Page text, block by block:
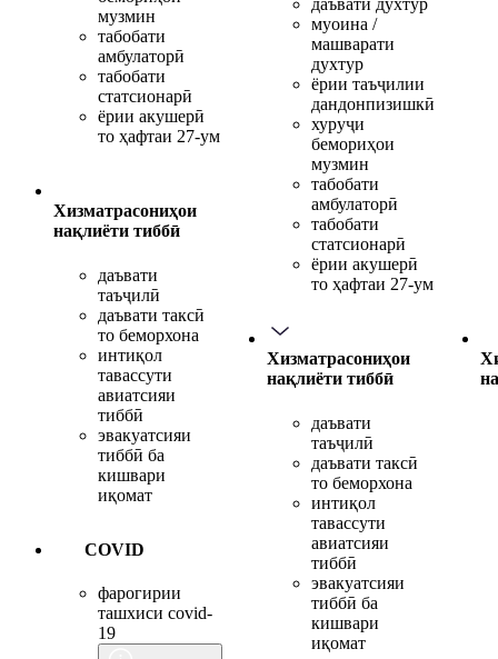
музмин
табобати
амбулаторӣ
табобати
статсионарӣ
ёрии акушерӣ
то ҳафтаи 27-ум
Хизматрасониҳои
нақлиёти тиббӣ
даъвати
таъҷилӣ
даъвати таксӣ
то беморхона
интиқол
тавассути
авиатсияи
тиббӣ
эвакуатсияи
тиббӣ ба
кишвари
иқомат
COVID
фарогирии
ташхиси covid-
19
даъвати духтур
муоина /
машварати
духтур
ёрии таъҷилии
дандонпизишкӣ
хуруҷи
бемориҳои
музмин
табобати
амбулаторӣ
табобати
статсионарӣ
ёрии акушерӣ
то ҳафтаи 27-ум
Хизматрасониҳои
нақлиёти тиббӣ
даъвати
таъҷилӣ
даъвати таксӣ
то беморхона
интиқол
тавассути
авиатсияи
тиббӣ
эвакуатсияи
тиббӣ ба
кишвари
иқомат